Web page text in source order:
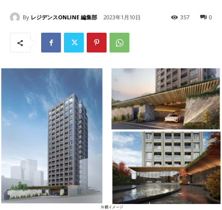
By レジデンスONLINE 編集部 2023年1月10日 0
357